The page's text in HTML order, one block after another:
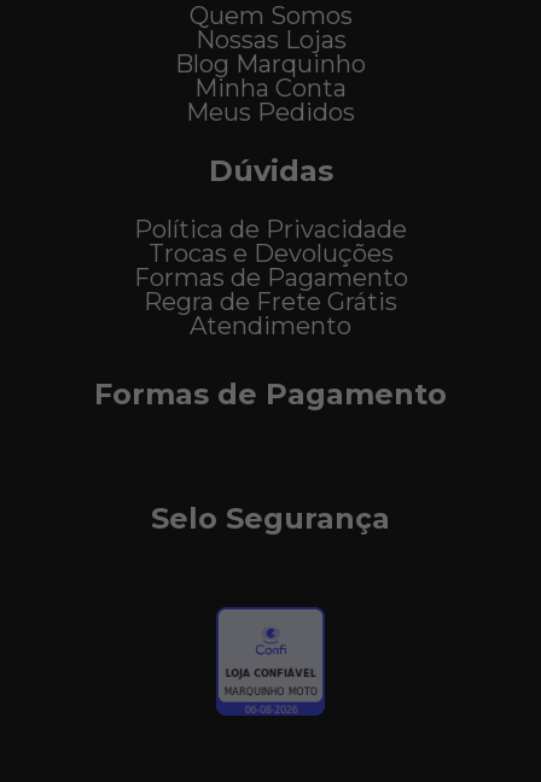
Quem Somos
Nossas Lojas
Blog Marquinho
Minha Conta
Meus Pedidos
Dúvidas
Política de Privacidade
Trocas e Devoluções
Formas de Pagamento
Regra de Frete Grátis
Atendimento
Formas de Pagamento
Selo Segurança